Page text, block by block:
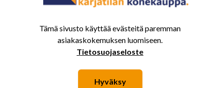
Tämä sivusto käyttää evästeitä paremman
asiakaskokemuksen luomiseen.
Tietosuojaseloste
Hyväksy